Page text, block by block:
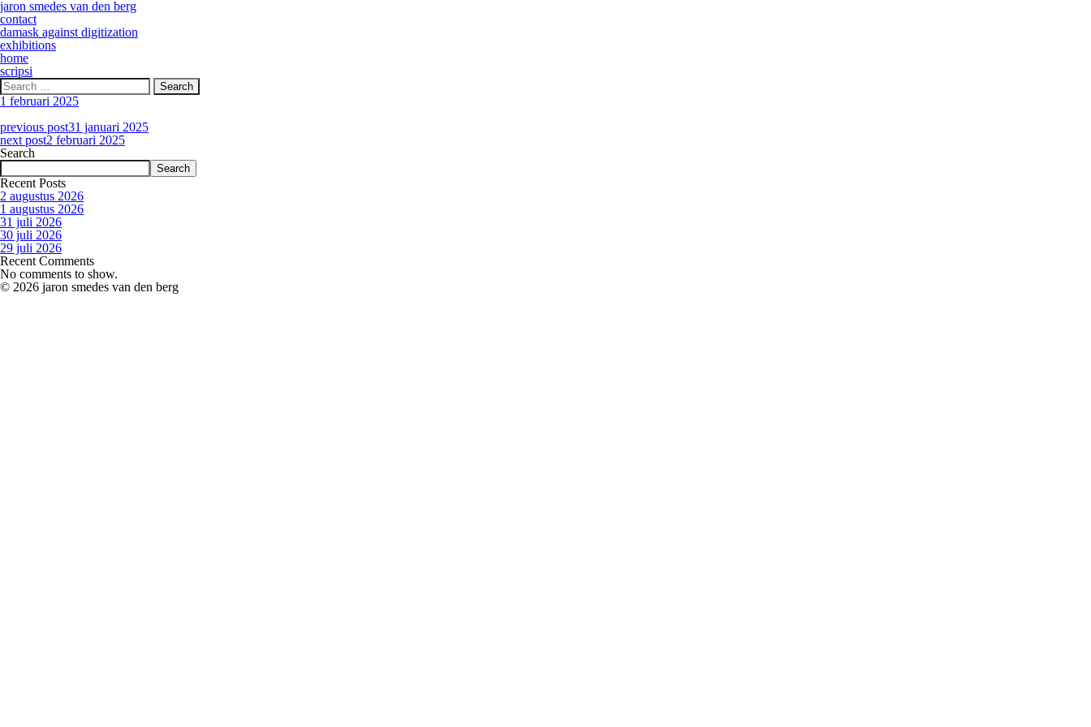
jaron smedes van den berg
contact
damask against digitization
exhibitions
home
scripsi
Search
for:
1 februari 2025
previous post31 januari 2025
next post2 februari 2025
Search
Search
Recent Posts
2 augustus 2026
1 augustus 2026
31 juli 2026
30 juli 2026
29 juli 2026
Recent Comments
No comments to show.
© 2026 jaron smedes van den berg